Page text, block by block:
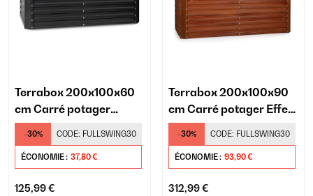
Terrabox 200x100x60
cm Carré potager
Anthracite
-30% CODE: FULLSWING30
ÉCONOMIE : 37,80 €
125,99 €
Terrabox 200x100x90
cm Carré potager Effet
rouille
-30% CODE: FULLSWING30
ÉCONOMIE : 93,90 €
312,99 €